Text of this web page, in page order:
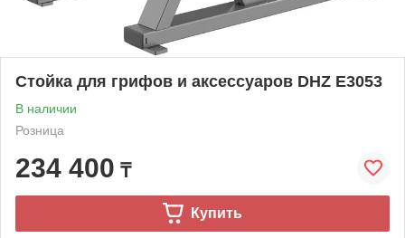
Стойка для грифов и аксессуаров DHZ E3053
В наличии
Розница
234 400 ₸
Купить